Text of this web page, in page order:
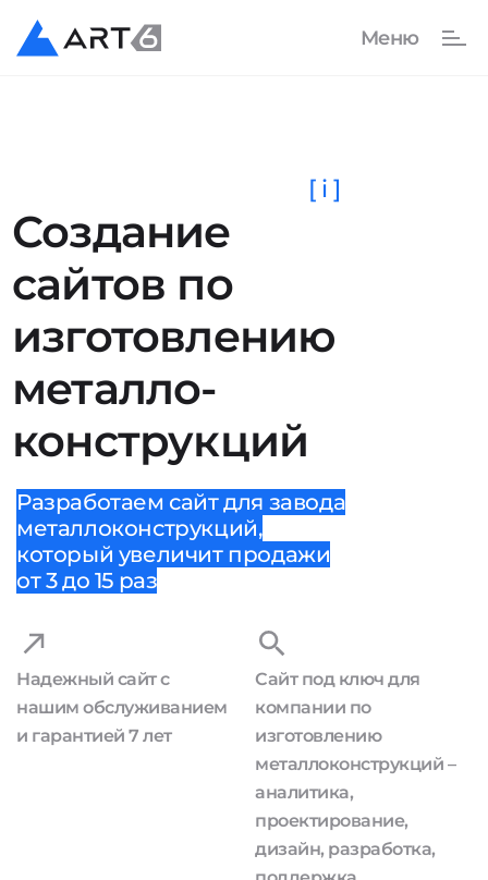
Создание
сайтов по
изготовлению
металло­
конструкций
[ i ]
Разработаем сайт для завода
металлоконструкций,
который увеличит продажи
от 3 до 15 раз
Надежный сайт с
нашим обслуживанием
и гарантией 7 лет
Сайт под ключ для
компании по
изготовлению
металлоконструкций –
аналитика,
проектирование,
дизайн, разработка,